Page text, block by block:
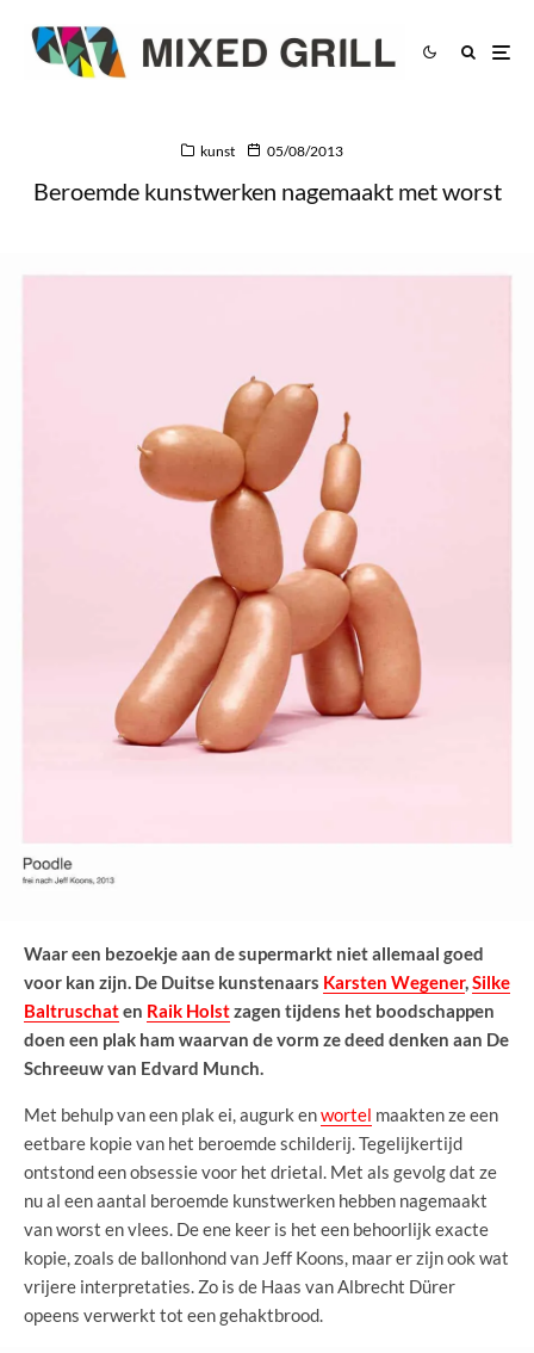
kunst 05/08/2013
Beroemde kunstwerken nagemaakt met worst
Waar een bezoekje aan de supermarkt niet allemaal goed
voor kan zijn. De Duitse kunstenaars Karsten Wegener,Silke
Baltruschaten Raik Holstzagen tijdens het boodschappen
doen een plak ham waarvan de vorm ze deed denken aan De
Schreeuw van Edvard Munch.
Met behulp van een plak ei, augurk enwortel maakten ze een
eetbare kopie van het beroemde schilderij. Tegelijkertijd
ontstond een obsessie voor het drietal. Met als gevolg dat ze
nu al een aantal beroemde kunstwerken hebben nagemaakt
van worst en vlees. De ene keer is het een behoorlijk exacte
kopie, zoals de ballonhond van Jeff Koons, maar er zijn ook wat
vrijere interpretaties. Zo is de Haas van Albrecht Dürer
opeens verwerkt tot een gehaktbrood.